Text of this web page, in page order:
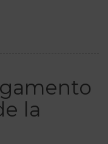
la